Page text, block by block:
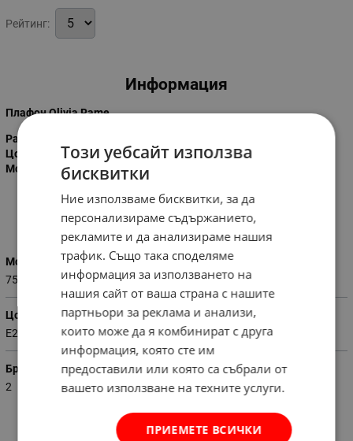
Рейтинг:
Информация
Плафон Olivia Rame
Размер:
Цокъл:
Мощност:
2*75w
Характеристики
Мощност
75
Цокъл
E27
Брой лампи
2
Този уебсайт използва
бисквитки
Ние използваме бисквитки, за да
персонализираме съдържанието,
рекламите и да анализираме нашия
трафик. Също така споделяме
информация за използването на
нашия сайт от ваша страна с нашите
партньори за реклама и анализи,
които може да я комбинират с друга
информация, която сте им
предоставили или която са събрали от
вашето използване на техните услуги.
ПРИЕМЕТЕ ВСИЧКИ